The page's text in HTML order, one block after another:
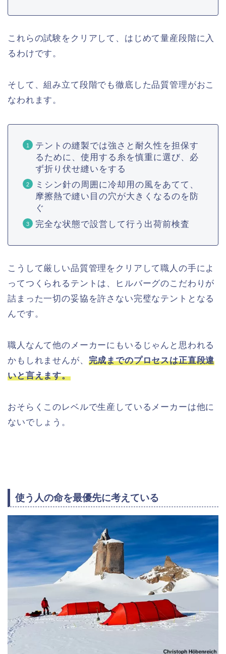
これらの試験をクリアして、はじめて量産段階に入
るわけです。
そして、組み立て段階でも徹底した品質管理がおこ
なわれます。
テントの縫製では強さと耐久性を担保す
るために、使用する糸を慎重に選び、必
ず折り伏せ縫いをする
ミシン針の周囲に冷却用の風をあてて、
摩擦熱で縫い目の穴が大きくなるのを防
ぐ
完全な状態で設営して行う出荷前検査
こうして厳しい品質管理をクリアして職人の手によ
ってつくられるテントは、ヒルバーグのこだわりが
詰まった一切の妥協を許さない完璧なテントとなる
んです。
職人なんて他のメーカーにもいるじゃんと思われる
かもしれませんが、 完成までのプロセスは正直段違
いと言えます。
おそらくこのレベルで生産しているメーカーは他に
ないでしょう。
使う人の命を最優先に考えている